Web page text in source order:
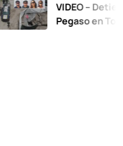
VIDEO – Detienen a
Pegaso en Toluca